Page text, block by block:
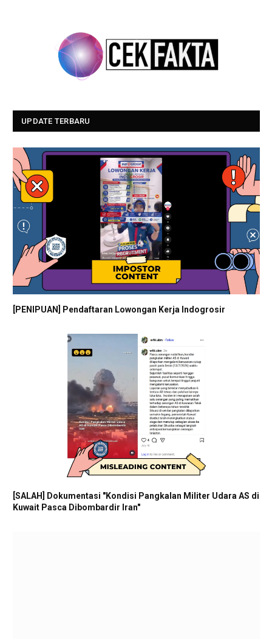
UPDATE TERBARU
[PENIPUAN] Pendaftaran Lowongan Kerja Indogrosir
[SALAH] Dokumentasi "Kondisi Pangkalan Militer Udara AS di
Kuwait Pasca Dibombardir Iran"